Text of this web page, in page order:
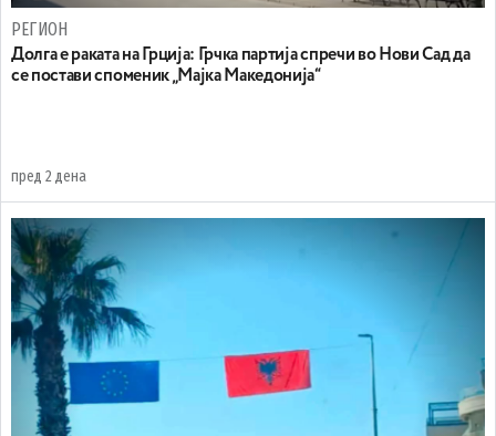
РЕГИОН
Долга е раката на Грција: Грчка партија спречи во Нови Сад да
се постави споменик „Мајка Македонија“
пред 2 дена